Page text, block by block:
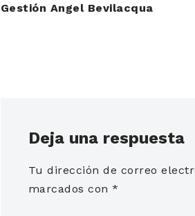
Gestión Angel Bevilacqua
Deja una respuesta
Tu dirección de correo
marcados con *